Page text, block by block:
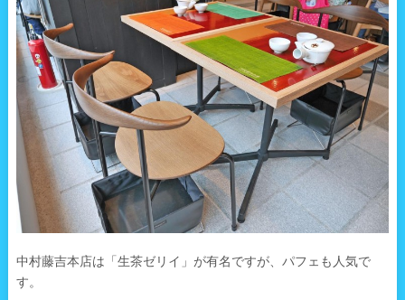
中村藤吉本店は「生茶ゼリイ」が有名ですが、パフェも人気で
す。